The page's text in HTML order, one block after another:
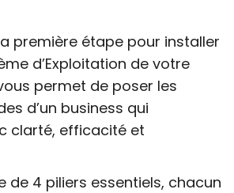
première étape pour installer
d’Exploitation de votre
permet de poser les
d’un business qui
clarté, efficacité et
de 4 piliers essentiels, chacun